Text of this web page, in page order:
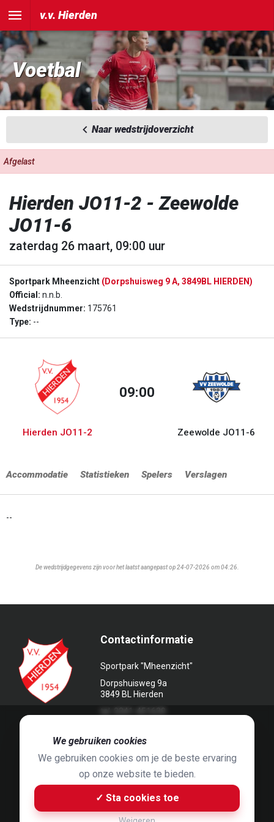
v.v. Hierden
Voetbal
Naar wedstrijdoverzicht
Afgelast
Hierden JO11-2 - Zeewolde
JO11-6
zaterdag 26 maart, 09:00 uur
Sportpark Mheenzicht (Dorpshuisweg 9 A, 3849BL HIERDEN)
Official: n.n.b.
Wedstrijdnummer: 175761
Type: --
Hierden JO11-2
09:00
Zeewolde JO11-6
Accommodatie Statistieken Spelers Verslagen
--
De wedstrijdgegevens zijn voor het laatst aangepast op 24-07-2026 om 04:26.
Contactinformatie
Sportpark "Mheenzicht"
Dorpshuisweg 9a
3849 BL Hierden
Jaap Hop & ontwerpen door
Built byBluey B.V.& Jelle de Haan
We gebruiken cookies
We gebruiken cookies om je de beste ervaring
op onze website te bieden.
✓ Sta cookies toe